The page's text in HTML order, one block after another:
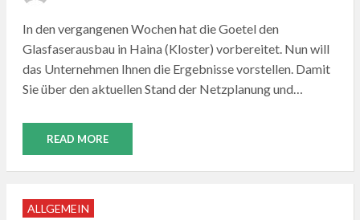
In den vergangenen Wochen hat die Goetel den
Glasfaserausbau in Haina (Kloster) vorbereitet. Nun will
das Unternehmen Ihnen die Ergebnisse vorstellen. Damit
Sie über den aktuellen Stand der Netzplanung und…
READ MORE
ALLGEMEIN